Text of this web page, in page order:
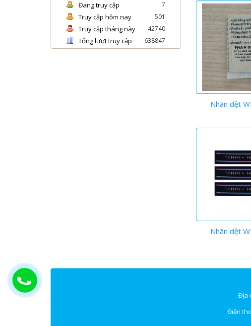
Đang truy cập 7
Truy cập hôm nay 501
Truy cập tháng này 42740
Tổng lượt truy cập 638847
Nhãn dệt
Nhãn dệt
Địa
Điện